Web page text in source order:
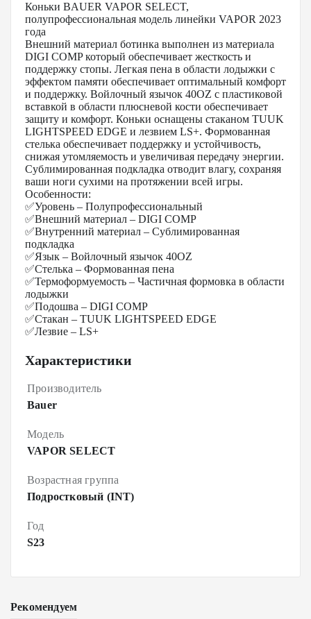
Коньки BAUER VAPOR SELECT,
полупрофессиональная модель линейки VAPOR 2023
года
Внешний материал ботинка выполнен из материала
DIGI COMP который обеспечивает жесткость и
поддержку стопы. Легкая пена в области лодыжки с
эффектом памяти обеспечивает оптимальный комфорт
и поддержку. Войлочный язычок 40OZ с пластиковой
вставкой в области плюсневой кости обеспечивает
защиту и комфорт. Коньки оснащены стаканом TUUK
LIGHTSPEED EDGE и лезвием LS+. Формованная
стелька обеспечивает поддержку и устойчивость,
снижая утомляемость и увеличивая передачу энергии.
Сублимированная подкладка отводит влагу, сохраняя
ваши ноги сухими на протяжении всей игры.
Особенности:
✅Уровень – Полупрофессиональный
✅Внешний материал – DIGI COMP
✅Внутренний материал – Сублимированная
подкладка
✅Язык – Войлочный язычок 40OZ
✅Стелька – Формованная пена
✅Термоформуемость – Частичная формовка в области
лодыжки
✅Подошва – DIGI COMP
✅Стакан – TUUK LIGHTSPEED EDGE
✅Лезвие – LS+
Характеристики
Производитель
Bauer
Модель
VAPOR SELECT
Возрастная группа
Подростковый (INT)
Год
S23
Рекомендуем